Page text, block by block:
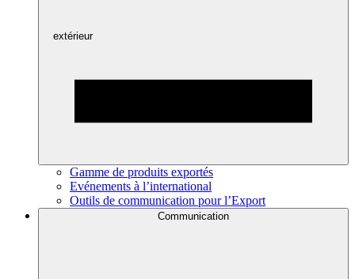
extérieur
Gamme de produits exportés
Evénements à l’international
Outils de communication pour l’Export
Communication